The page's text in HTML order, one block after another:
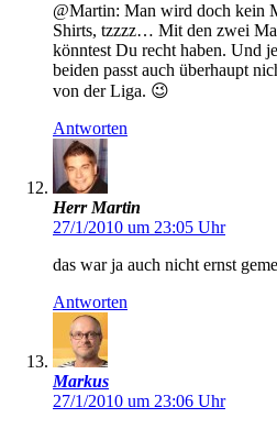
@Martin: Man wird doch kein
Shirts, tzzzz… Mit den zwei
könntest Du recht haben. Und
beiden passt auch überhaupt
von der Liga. 😉
Antworten
Herr Martin
27/1/2010 um 23:05 Uhr
das war ja auch nicht ernst
Antworten
Markus
27/1/2010 um 23:06 Uhr